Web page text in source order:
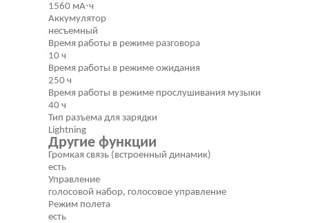
1560 мА⋅ч
Аккумулятор
несъемный
Время работы в режиме разговора
10 ч
Время работы в режиме ожидания
250 ч
Время работы в режиме прослушивания музыки
40 ч
Тип разъема для зарядки
Lightning
Другие функции
Громкая связь (встроенный динамик)
есть
Управление
голосовой набор, голосовое управление
Режим полета
есть